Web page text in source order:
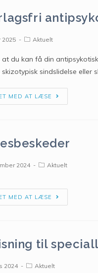
2025 Aktuelt
at du kan få din
skizotypisk sindslidelse eller
MED AT LÆSE
2024 Aktuelt
MED AT LÆSE
til
2024 Aktuelt